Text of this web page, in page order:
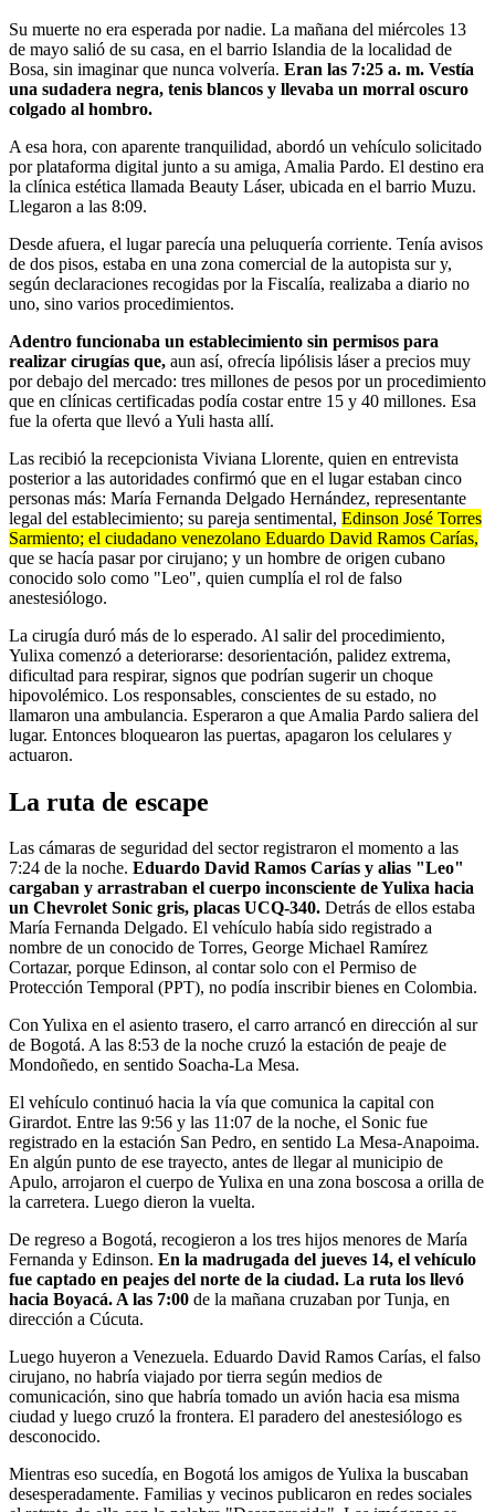
Su muerte no era esperada por nadie. La mañana del miércoles 13
de mayo salió de su casa, en el barrio Islandia de la localidad de
Bosa, sin imaginar que nunca volvería. Eran las 7:25 a. m. Vestía
una sudadera negra, tenis blancos y llevaba un morral oscuro
colgado al hombro.
A esa hora, con aparente tranquilidad, abordó un vehículo solicitado
por plataforma digital junto a su amiga, Amalia Pardo. El destino era
la clínica estética llamada Beauty Láser, ubicada en el barrio Muzu.
Llegaron a las 8:09.
Desde afuera, el lugar parecía una peluquería corriente. Tenía avisos
de dos pisos, estaba en una zona comercial de la autopista sur y,
según declaraciones recogidas por la Fiscalía, realizaba a diario no
uno, sino varios procedimientos.
Adentro funcionaba un establecimiento sin permisos para
realizar cirugías que, aun así, ofrecía lipólisis láser a precios muy
por debajo del mercado: tres millones de pesos por un procedimiento
que en clínicas certificadas podía costar entre 15 y 40 millones. Esa
fue la oferta que llevó a Yuli hasta allí.
Las recibió la recepcionista Viviana Llorente, quien en entrevista
posterior a las autoridades confirmó que en el lugar estaban cinco
personas más: María Fernanda Delgado Hernández, representante
legal del establecimiento; su pareja sentimental, Edinson José Torres
Sarmiento; el ciudadano venezolano Eduardo David Ramos Carías,
que se hacía pasar por cirujano; y un hombre de origen cubano
conocido solo como "Leo", quien cumplía el rol de falso
anestesiólogo.
La cirugía duró más de lo esperado. Al salir del procedimiento,
Yulixa comenzó a deteriorarse: desorientación, palidez extrema,
dificultad para respirar, signos que podrían sugerir un choque
hipovolémico. Los responsables, conscientes de su estado, no
llamaron una ambulancia. Esperaron a que Amalia Pardo saliera del
lugar. Entonces bloquearon las puertas, apagaron los celulares y
actuaron.
La ruta de escape
Las cámaras de seguridad del sector registraron el momento a las
7:24 de la noche. Eduardo David Ramos Carías y alias "Leo"
cargaban y arrastraban el cuerpo inconsciente de Yulixa hacia
un Chevrolet Sonic gris, placas UCQ-340. Detrás de ellos estaba
María Fernanda Delgado. El vehículo había sido registrado a
nombre de un conocido de Torres, George Michael Ramírez
Cortazar, porque Edinson, al contar solo con el Permiso de
Protección Temporal (PPT), no podía inscribir bienes en Colombia.
Con Yulixa en el asiento trasero, el carro arrancó en dirección al sur
de Bogotá. A las 8:53 de la noche cruzó la estación de peaje de
Mondoñedo, en sentido Soacha-La Mesa.
El vehículo continuó hacia la vía que comunica la capital con
Girardot. Entre las 9:56 y las 11:07 de la noche, el Sonic fue
registrado en la estación San Pedro, en sentido La Mesa-Anapoima.
En algún punto de ese trayecto, antes de llegar al municipio de
Apulo, arrojaron el cuerpo de Yulixa en una zona boscosa a orilla de
la carretera. Luego dieron la vuelta.
De regreso a Bogotá, recogieron a los tres hijos menores de María
Fernanda y Edinson. En la madrugada del jueves 14, el vehículo
fue captado en peajes del norte de la ciudad. La ruta los llevó
hacia Boyacá. A las 7:00 de la mañana cruzaban por Tunja, en
dirección a Cúcuta.
Luego huyeron a Venezuela. Eduardo David Ramos Carías, el falso
cirujano, no habría viajado por tierra según medios de
comunicación, sino que habría tomado un avión hacia esa misma
ciudad y luego cruzó la frontera. El paradero del anestesiólogo es
desconocido.
Mientras eso sucedía, en Bogotá los amigos de Yulixa la buscaban
desesperadamente. Familias y vecinos publicaron en redes sociales